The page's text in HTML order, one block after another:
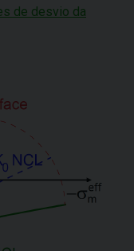
de desvio da